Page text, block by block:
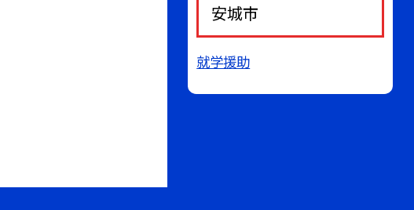
安城市
就学援助